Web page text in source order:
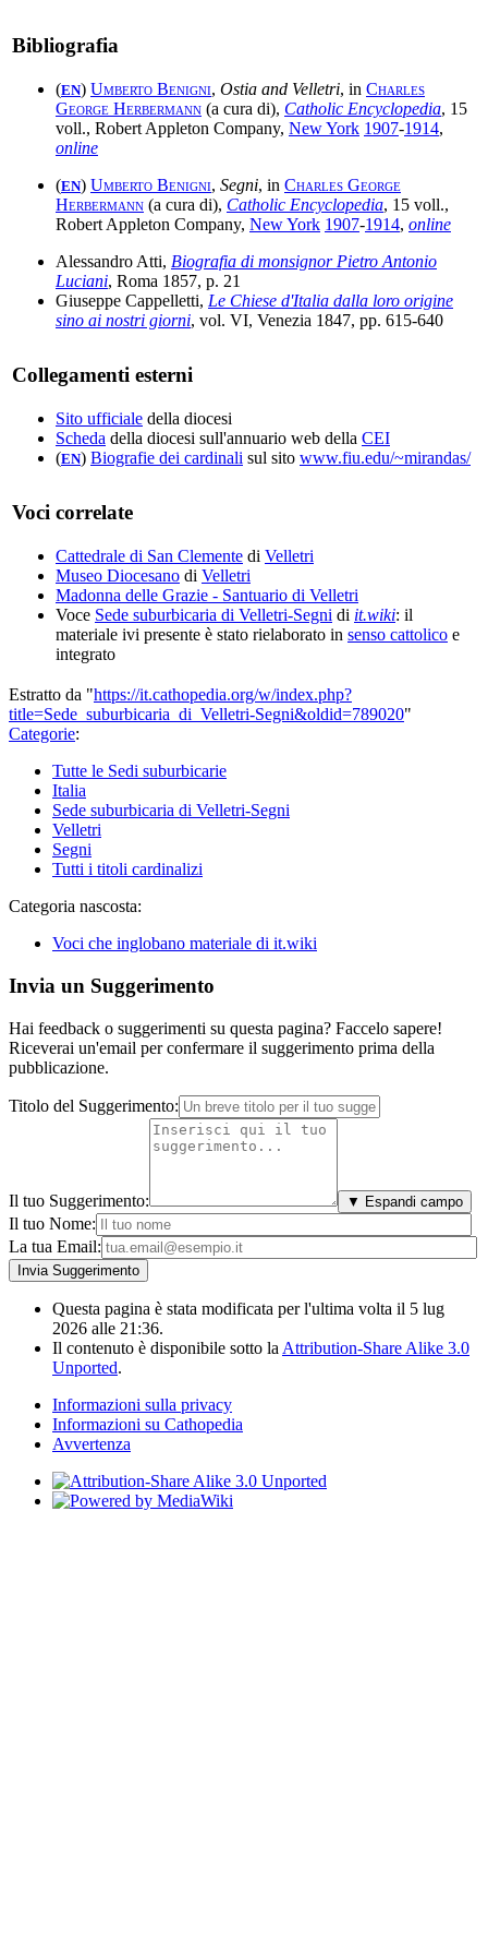
Bibliografia
(EN) Umberto Benigni, Ostia and Velletri, in Charles
George Herbermann (a cura di), Catholic Encyclopedia, 15
voll., Robert Appleton Company, New York 1907-1914,
online
(EN) Umberto Benigni, Segni, in Charles George
Herbermann (a cura di), Catholic Encyclopedia, 15 voll.,
Robert Appleton Company, New York 1907-1914, online
Alessandro Atti, Biografia di monsignor Pietro Antonio
Luciani, Roma 1857, p. 21
Giuseppe Cappelletti, Le Chiese d'Italia dalla loro origine
sino ai nostri giorni, vol. VI, Venezia 1847, pp. 615-640
Collegamenti esterni
Sito ufficiale della diocesi
Scheda della diocesi sull'annuario web della CEI
(EN) Biografie dei cardinali sul sito www.fiu.edu/~mirandas/
Voci correlate
Cattedrale di San Clemente di Velletri
Museo Diocesano di Velletri
Madonna delle Grazie - Santuario di Velletri
Voce Sede suburbicaria di Velletri-Segni di it.wiki: il
materiale ivi presente è stato rielaborato in senso cattolico e
integrato
Estratto da "https://it.cathopedia.org/w/index.php?
title=Sede_suburbicaria_di_Velletri-Segni&oldid=789020"
Categorie:
Tutte le Sedi suburbicarie
Italia
Sede suburbicaria di Velletri-Segni
Velletri
Segni
Tutti i titoli cardinalizi
Categoria nascosta:
Voci che inglobano materiale di it.wiki
Invia un Suggerimento
Hai feedback o suggerimenti su questa pagina? Faccelo sapere!
Riceverai un'email per confermare il suggerimento prima della
pubblicazione.
Titolo del Suggerimento:
Il tuo Suggerimento: ▼ Espandi campo
Il tuo Nome:
La tua Email:
Questa pagina è stata modificata per l'ultima volta il 5 lug
2026 alle 21:36.
Il contenuto è disponibile sotto la Attribution-Share Alike 3.0
Unported.
Informazioni sulla privacy
Informazioni su Cathopedia
Avvertenza